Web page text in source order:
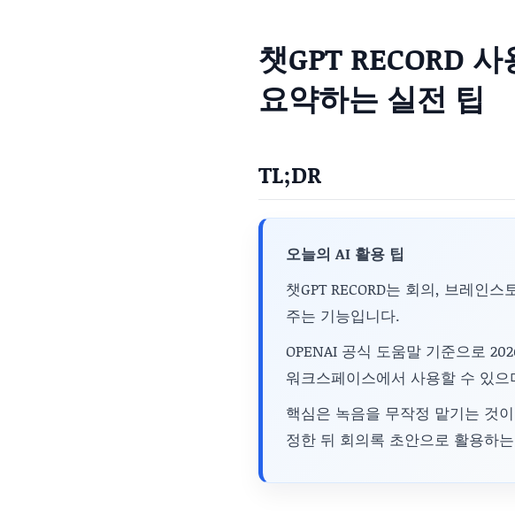
챗GPT RECORD
요약하는 실전 팁
TL;DR
오늘의 AI 활용 팁
챗GPT RECORD는 회의, 브레인
주는 기능입니다.
OPENAI 공식 도움말 기준으로
워크스페이스에서 사용할 수 있
핵심은 녹음을 무작정 맡기는 것
정한 뒤 회의록 초안으로 활용하